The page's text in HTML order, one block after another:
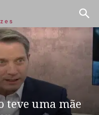
teve uma mãe